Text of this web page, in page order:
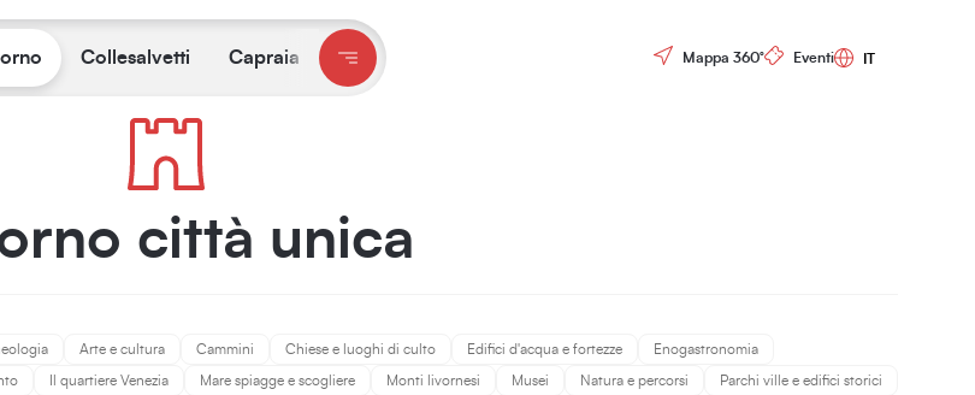
Collesalvetti Capraia Controls menu
Mappa 360° Eventi
città unica
Arte e cultura Cammini Chiese e luoghi di culto Edifici d'acqua e fortezze Enogastronomia
Il quartiere Venezia Mare spiagge e scogliere Monti livornesi Musei Natura e percorsi Parchi ville e edifici storici